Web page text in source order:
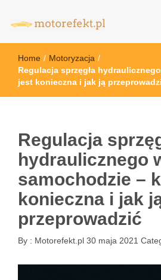
motorefekt.pl
Home / Motoryzacja /
Regulacja sprzęgła
jest konieczna i jak ją
Regulacja
hydraulicznego
samochodzie –
konieczna i jak
przeprowadzić
By : Motorefekt.pl 30 maja 2021